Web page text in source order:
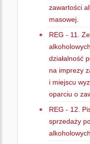
zawartości
masowej.
REG - 11.
działalność
na imprezy
i miejscu
oparciu o
REG - 12.
sprzedaży